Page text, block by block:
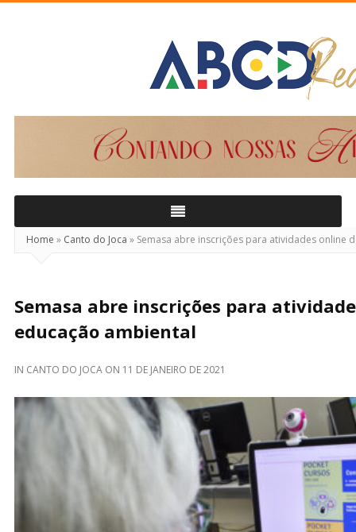
Home » Canto do Joca » Semasa abre inscrições para atividades online
Semasa abre inscrições para
educação ambiental
IN CANTO DO JOCA ON 11 DE JANEIRO DE 2021